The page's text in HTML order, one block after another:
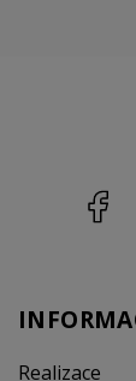
Realizace